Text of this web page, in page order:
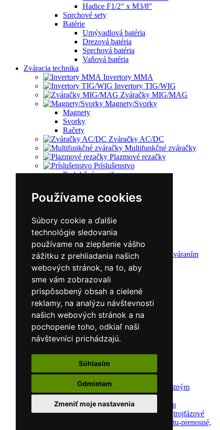
Používame cookies
Súbory cookie a ďalšie
technológie sledovania
používame na zlepšenie vášho
zážitku z prehliadania našich
webových stránok, na to, aby
sme vám zobrazovali
prispôsobený obsah a cielené
reklamy, na analýzu návštevnosti
našich webových stránok a na
pochopenie toho, odkiaľ naši
návštevníci prichádzajú.
Súhlasím
Odmietam
Zmeniť moje nastavenia
Hadice F1/2" x M3/8"
Sprchové sety
Batérie
Umývadlová batéria
Drezová batéria
Sprchová batéria
Vaňová batéria
Zváracia technika
Invertory MMA
Invertory TIG/WIG
Zváračky MIG/MAG
Magnety/Svorky
Magnety
Svorky
Račety
Zváračky AC/DC
Multifunkčné zváračky
Plazmové rezačky
Príslušenstvo
Redukčný ventil
Kufríky
Zváracie horáky
Zváracie káble
Zváracie drôty
CNC rezacie stroje
Elektródy
Ochrana pred zváraním
Predohrev / Žíhanie
Polohovacie systémy
Indukčný ohrev
Auto náradie a vybavenie servisov
Lakernícke stojany
Nabíjačky a testery
Navijaky
Navijaky ručné
Navijaky elektrické
Reťazové kladkostroje
Nástroje pre autookná
Automatické nabíjačky s bezpečnostným
automatickým štartom
Nabíjačky/Štartéry s bezpečnostným
automatickým štartom-jednofázové,trojfázové
Dielenské nabíjačky s funkciou štartu-prenosné,